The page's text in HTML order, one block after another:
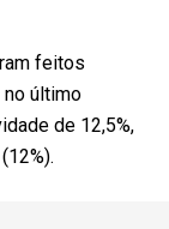
feitos
último
de 12,5%,